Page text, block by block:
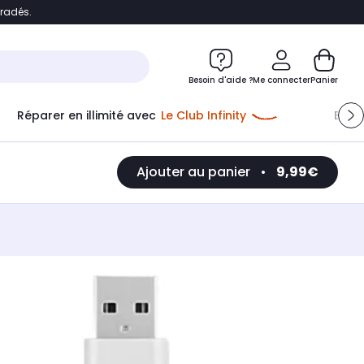
Accéder directement au chatbot
Besoin d'aide ?Me connecterPanier
Réparer en illimité avec Le Club Infinity
Ajouter au panier • 9,99€